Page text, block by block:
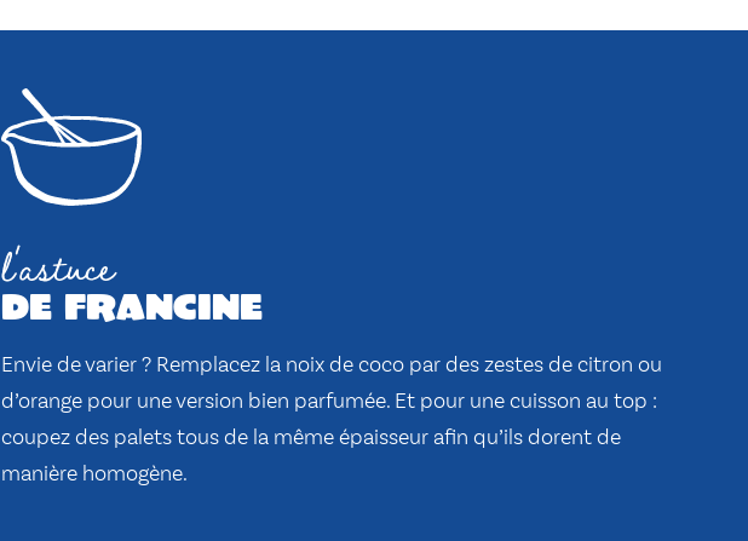
l'astuce
de francine
Envie de varier ? Remplacez la noix de coco par des zestes de citron ou
d’orange pour une version bien parfumée. Et pour une cuisson au top :
coupez des palets tous de la même épaisseur afin qu’ils dorent de
manière homogène.